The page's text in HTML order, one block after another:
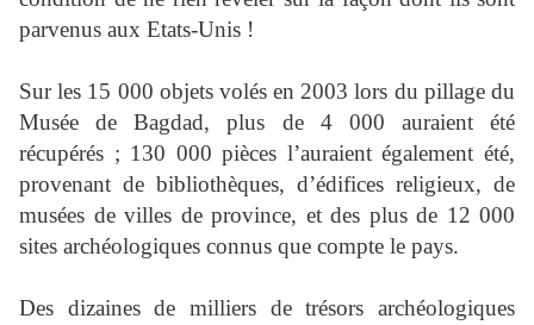
parvenus aux Etats-Unis !
Sur les 15 000 objets volés en 2003 lors du pillage du
Musée de Bagdad, plus de 4 000 auraient été
récupérés ; 130 000 pièces l’auraient également été,
provenant de bibliothèques, d’édifices religieux, de
musées de villes deprovince, et des plus de 12 000
sites archéologiques connus que compte le pays.
Des dizaines de milliers de trésors archéologiques